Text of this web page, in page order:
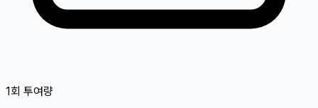
1회 투여량